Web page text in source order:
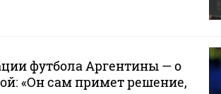
футбола Аргентины — о
«Он сам примет решение,